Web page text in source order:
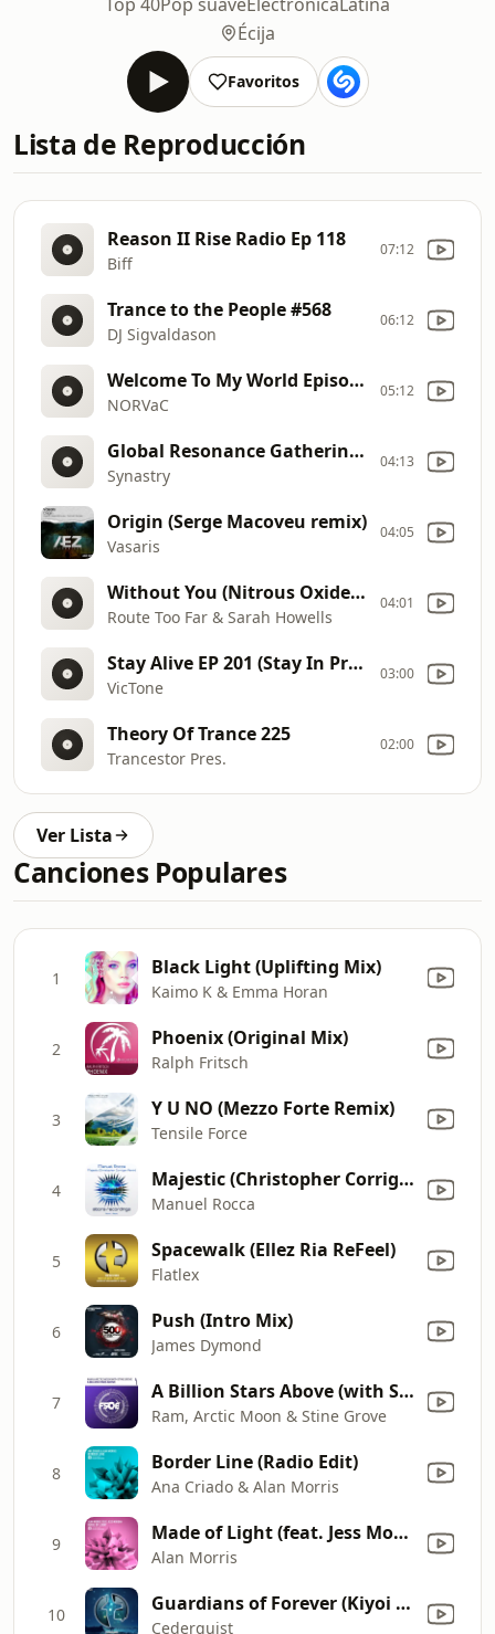
Écija
Favoritos
Lista de Reproducción
Reason II Rise Radio Ep 118
Biff
07:12
Trance to the People #568
DJ Sigvaldason
06:12
Welcome To My World Episode 419
NORVaC
05:12
Global Resonance Gathering 008
Synastry
04:13
Origin (Serge Macoveu remix)
Vasaris
04:05
Without You (Nitrous Oxide Remix)
Route Too Far & Sarah Howells
04:01
Stay Alive EP 201 (Stay In Progress)
VicTone
03:00
Theory Of Trance 225
Trancestor Pres.
02:00
Ver Lista
Canciones Populares
1 Black Light (Uplifting Mix)
Kaimo K & Emma Horan
2 Phoenix (Original Mix)
Ralph Fritsch
3 Y U NO (Mezzo Forte Remix)
Tensile Force
4 Majestic (Christopher Corrigan Remix)
Manuel Rocca
5 Spacewalk (Ellez Ria ReFeel)
Flatlex
6 Push (Intro Mix)
James Dymond
7 A Billion Stars Above (with Stine Grove)
Ram, Arctic Moon & Stine Grove
8 Border Line (Radio Edit)
Ana Criado & Alan Morris
9 Made of Light (feat. Jess Morgan) [Radio Edit]
Alan Morris
10 Guardians of Forever (Kiyoi & Eky Remix)
Cederquist